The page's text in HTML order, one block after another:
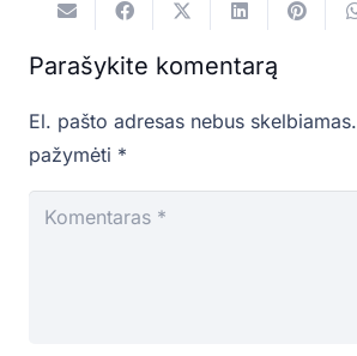
Parašykite komentarą
El. pašto adresas nebus skelbiamas.
pažymėti *